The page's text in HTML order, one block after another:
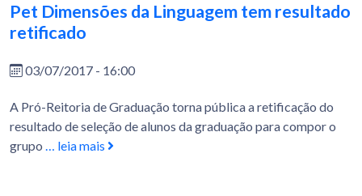
Pet Dimensões da Linguagem tem resultado
retificado
03/07/2017 - 16:00
A Pró-Reitoria de Graduação torna pública a retificação do
resultado de seleção de alunos da graduação para compor o
grupo … leia mais